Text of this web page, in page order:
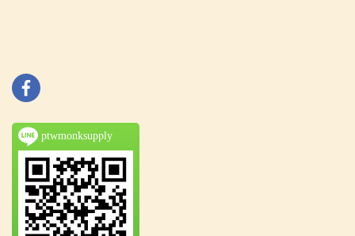
ptwmonksupply